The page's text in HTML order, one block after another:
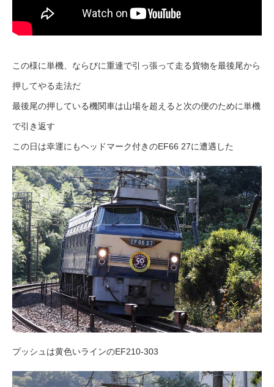
この様に単機、ならびに重連で引っ張って走る貨物を最後尾から
押してやる走法だ
最後尾の押している機関車は山場を超えると次の便のために単機
で引き返す
この日は幸運にもヘッドマーク付きのEF66 27に遭遇した
プッシュは黄色いラインのEF210-303